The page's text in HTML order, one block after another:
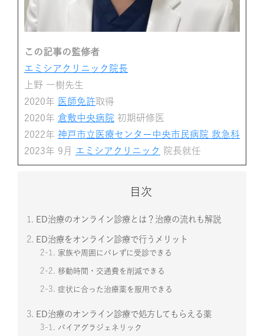
この記事の監修者
エミシアクリニック院長
上野 一樹先生
2020年 医師免許取得
2020年 倉敷中央病院 初期研修医
2022年 神戸市立医療センター中央市民病院 救急科
2023年 9月 エミシアクリニック 院長就任
目次
1. ED治療のオンライン診療とは？治療の流れも解説
2. ED治療をオンライン診療で行うメリット
2-1. 家族や周囲にバレずに受診できる
2-2. 移動時間・交通費を削減できる
2-3. 症状に合った治療薬を服用できる
3. ED治療のオンライン診療で処方してもらえる薬
3-1. バイアグラジェネリック